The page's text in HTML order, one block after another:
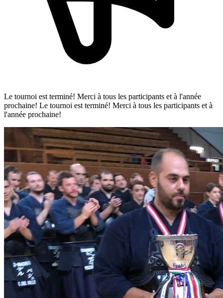
Le tournoi est terminé! Merci à tous les participants et à l'année
prochaine! Le tournoi est terminé! Merci à tous les participants et à
l'année prochaine!